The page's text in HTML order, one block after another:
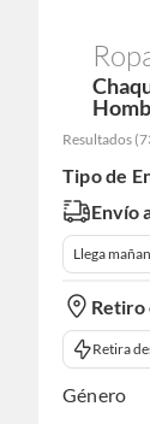
Chaquetas Rompevientos
Resultados (
Tipo de
Envío
Llega
Retiro
Retira
Género